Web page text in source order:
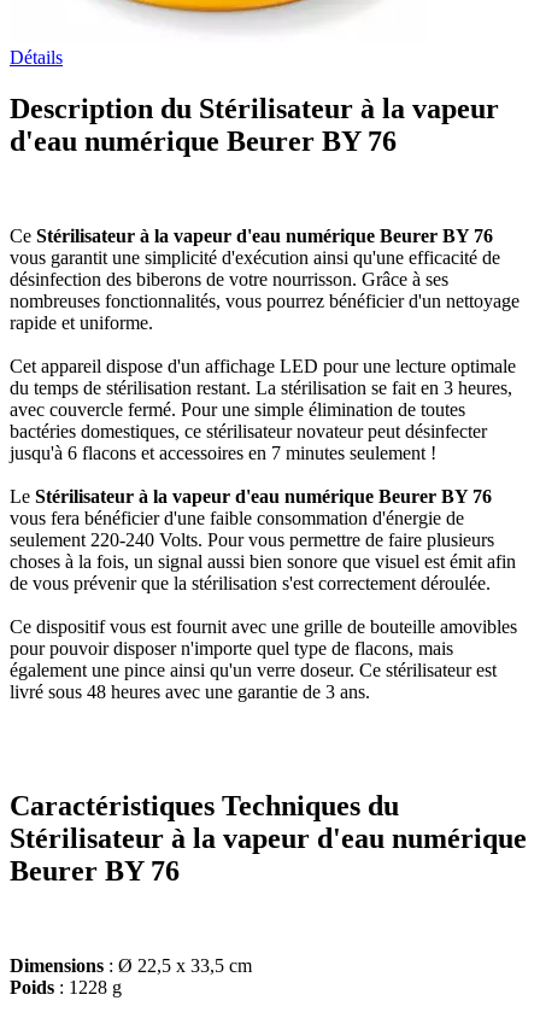
Détails
Description du Stérilisateur à la vapeur
d'eau numérique Beurer BY 76
Ce Stérilisateur à la vapeur d'eau numérique Beurer BY 76
vous garantit une simplicité d'exécution ainsi qu'une efficacité de
désinfection des biberons de votre nourrisson. Grâce à ses
nombreuses fonctionnalités, vous pourrez bénéficier d'un nettoyage
rapide et uniforme.
Cet appareil dispose d'un affichage LED pour une lecture optimale
du temps de stérilisation restant. La stérilisation se fait en 3 heures,
avec couvercle fermé. Pour une simple élimination de toutes
bactéries domestiques, ce stérilisateur novateur peut désinfecter
jusqu'à 6 flacons et accessoires en 7 minutes seulement !
Le Stérilisateur à la vapeur d'eau numérique Beurer BY 76
vous fera bénéficier d'une faible consommation d'énergie de
seulement 220-240 Volts. Pour vous permettre de faire plusieurs
choses à la fois, un signal aussi bien sonore que visuel est émit afin
de vous prévenir que la stérilisation s'est correctement déroulée.
Ce dispositif vous est fournit avec une grille de bouteille amovibles
pour pouvoir disposer n'importe quel type de flacons, mais
également une pince ainsi qu'un verre doseur. Ce stérilisateur est
livré sous 48 heures avec une garantie de 3 ans.
Caractéristiques Techniques du
Stérilisateur à la vapeur d'eau numérique
Beurer BY 76
Dimensions : Ø 22,5 x 33,5 cm
Poids : 1228 g